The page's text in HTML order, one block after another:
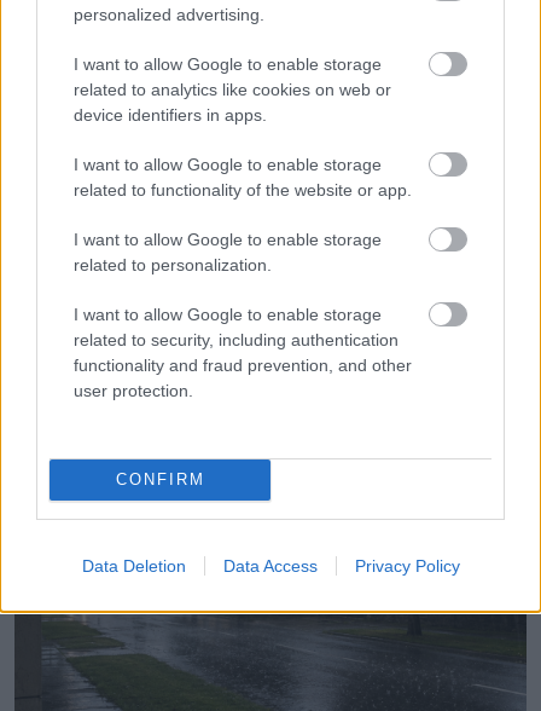
personalized advertising.
I want to allow Google to enable storage
related to analytics like cookies on web or
device identifiers in apps.
I want to allow Google to enable storage
related to functionality of the website or app.
I want to allow Google to enable storage
related to personalization.
I want to allow Google to enable storage
related to security, including authentication
functionality and fraud prevention, and other
user protection.
CONFIRM
Data Deletion Data Access Privacy Policy
Egy idősebb nőt vettem el feleségül pénzért
és egy tetőért a fejem fölé, aztán a
temetése után az ügyvédje egy dobozt tett
elém, és ezt mondta: „Erre vágytál